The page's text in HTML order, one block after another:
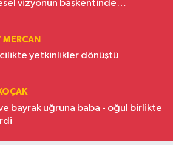
vizyonun başkentinde
MERCAN
yetkinlikler dönüştü
bayrak uğruna baba - oğul birlikte